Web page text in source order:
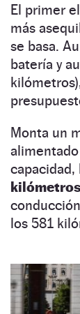
El primer
más
se basa.
batería y
Monta un
los 581